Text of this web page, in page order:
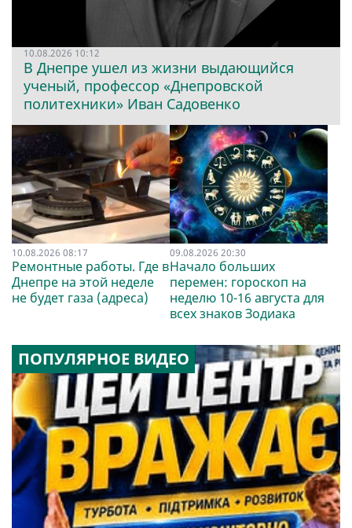
10.08.2026 10:12
В Днепре ушел из жизни выдающийся
ученый, профессор «Днепровской
политехники» Иван Садовенко
10.08.2026 08:17
Ремонтные работы. Где в
Днепре на этой неделе
не будет газа (адреса)
09.08.2026 20:30
Начало больших
перемен: гороскоп на
неделю 10-16 августа для
всех знаков Зодиака
ПОПУЛЯРНОЕ ВИДЕО